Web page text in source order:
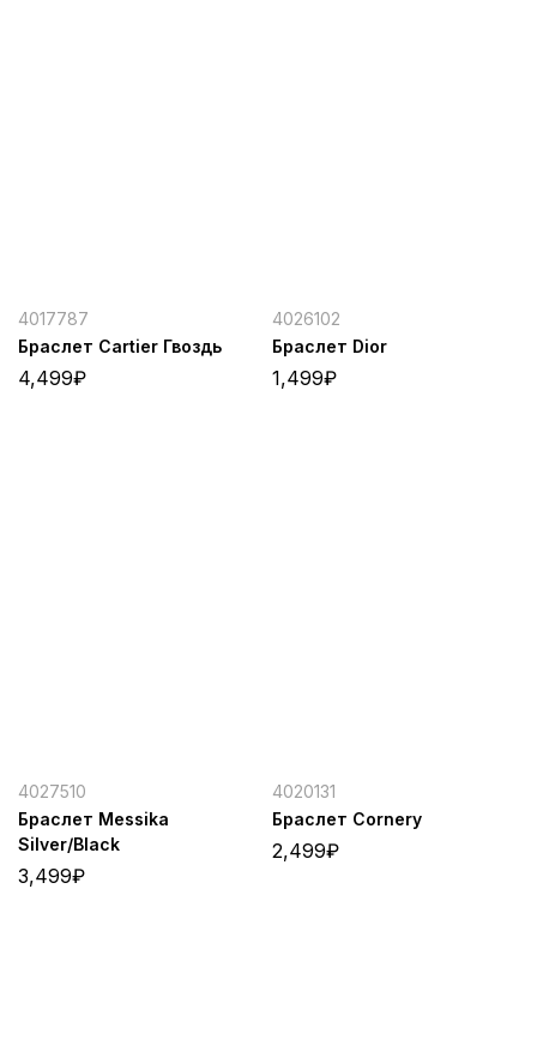
4017787
Браслет Cartier Гвоздь
4,499₽
4026102
Браслет Dior
1,499₽
4027510
Браслет Messika
Silver/Black
3,499₽
4020131
Браслет Cornery
2,499₽